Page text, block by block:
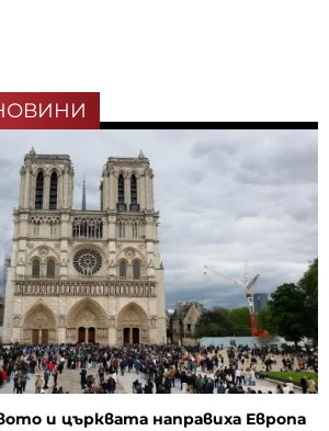
и църквата направиха Европа